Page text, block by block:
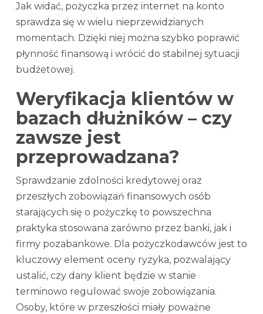
Jak widać, pożyczka przez internet na konto
sprawdza się w wielu nieprzewidzianych
momentach. Dzięki niej można szybko poprawić
płynność finansową i wrócić do stabilnej sytuacji
budżetowej.
Weryfikacja klientów w
bazach dłużników – czy
zawsze jest
przeprowadzana?
Sprawdzanie zdolności kredytowej oraz
przeszłych zobowiązań finansowych osób
starających się o pożyczkę to powszechna
praktyka stosowana zarówno przez banki, jak i
firmy pozabankowe. Dla pożyczkodawców jest to
kluczowy element oceny ryzyka, pozwalający
ustalić, czy dany klient będzie w stanie
terminowo regulować swoje zobowiązania.
Osoby, które w przeszłości miały poważne